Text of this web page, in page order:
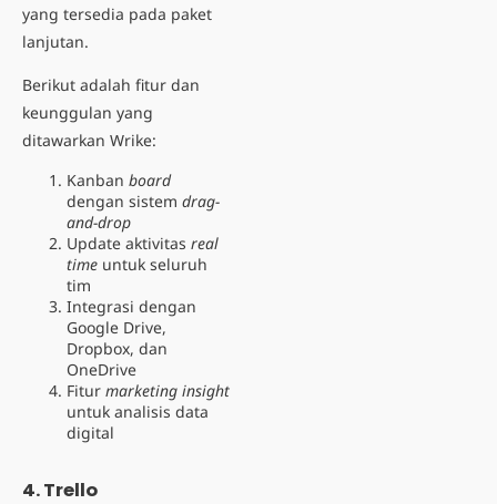
yang tersedia pada paket
lanjutan.
Berikut adalah fitur dan
keunggulan yang
ditawarkan Wrike:
Kanban board
dengan sistem drag-
and-drop
Update aktivitas real
time untuk seluruh
tim
Integrasi dengan
Google Drive,
Dropbox, dan
OneDrive
Fitur marketing insight
untuk analisis data
digital
4. Trello